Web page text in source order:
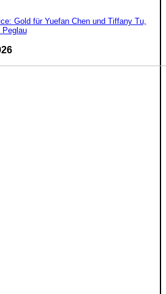
Gold für Yuefan Chen und Tiffany Tu,
Peglau